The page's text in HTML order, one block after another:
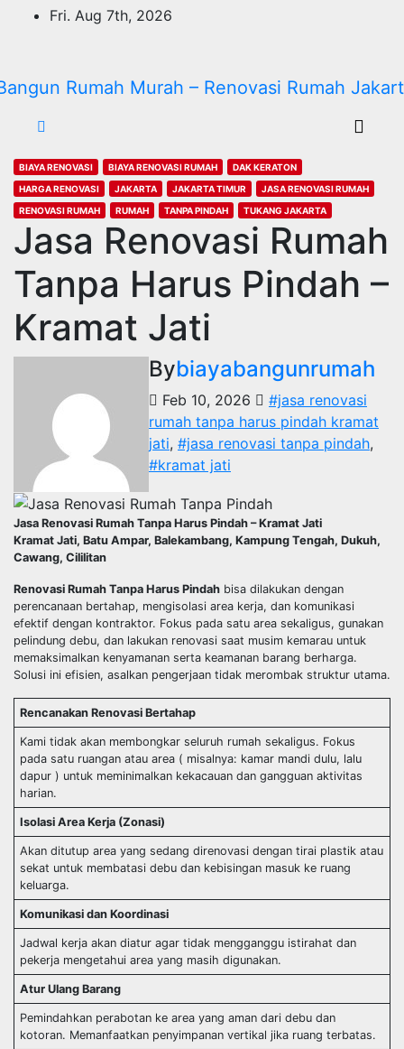
Fri. Aug 7th, 2026
BIAYA RENOVASI BIAYA RENOVASI RUMAH
DAK KERATON
HARGA RENOVASI
JAKARTA JAKARTA TIMUR
JASA RENOVASI RUMAH
RENOVASI RUMAH
RUMAH TANPA PINDAH TUKANG JAKARTA
Jasa Renovasi Rumah
Tanpa Harus Pindah –
Kramat Jati
Bybiayabangunrumah
Feb 10, 2026
#jasa renovasi
rumah tanpa harus pindah kramat
jati, #jasa renovasi tanpa pindah,
#kramat jati
Jasa Renovasi Rumah Tanpa Harus Pindah – Kramat Jati
Kramat Jati, Batu Ampar, Balekambang, Kampung Tengah, Dukuh,
Cawang, Cililitan
Renovasi Rumah Tanpa Harus Pindah bisa dilakukan dengan
perencanaan bertahap, mengisolasi area kerja, dan komunikasi
efektif dengan kontraktor. Fokus pada satu area sekaligus, gunakan
pelindung debu, dan lakukan renovasi saat musim kemarau untuk
memaksimalkan kenyamanan serta keamanan barang berharga.
Solusi ini efisien, asalkan pengerjaan tidak merombak struktur utama.
Rencanakan Renovasi Bertahap
Kami tidak akan membongkar seluruh rumah sekaligus. Fokus
pada satu ruangan atau area ( misalnya: kamar mandi dulu, lalu
dapur ) untuk meminimalkan kekacauan dan gangguan aktivitas
harian.
Isolasi Area Kerja (Zonasi)
Akan ditutup area yang sedang direnovasi dengan tirai plastik atau
sekat untuk membatasi debu dan kebisingan masuk ke ruang
keluarga.
Komunikasi dan Koordinasi
Jadwal kerja akan diatur agar tidak mengganggu istirahat dan
pekerja mengetahui area yang masih digunakan.
Atur Ulang Barang
Pemindahkan perabotan ke area yang aman dari debu dan
kotoran. Memanfaatkan penyimpanan vertikal jika ruang terbatas.